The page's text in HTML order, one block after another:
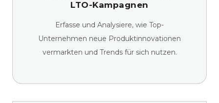
LTO-Kampagnen
Erfasse und Analysiere, wie Top-
Unternehmen neue Produktinnovationen
vermarkten und Trends für sich nutzen.